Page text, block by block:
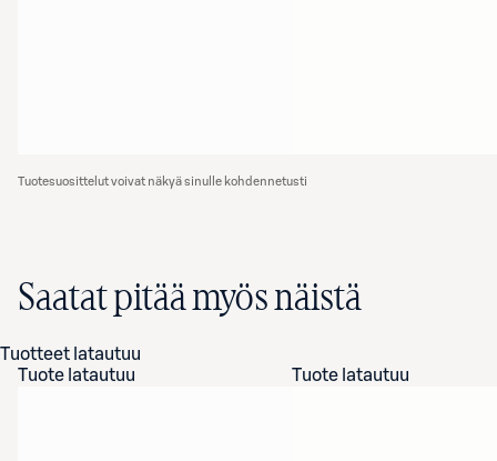
Tuotesuosittelut voivat näkyä sinulle kohdennetusti
Saatat pitää myös näistä
Tuotteet latautuu
Tuote latautuu
Tuote latautuu